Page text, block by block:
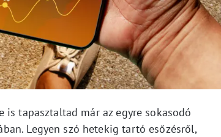
tapasztaltad már az egyre sokasodó
Legyen szó hetekig tartó esőzésről,